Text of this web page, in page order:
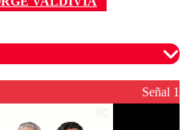
para garantizar un
Señal 1